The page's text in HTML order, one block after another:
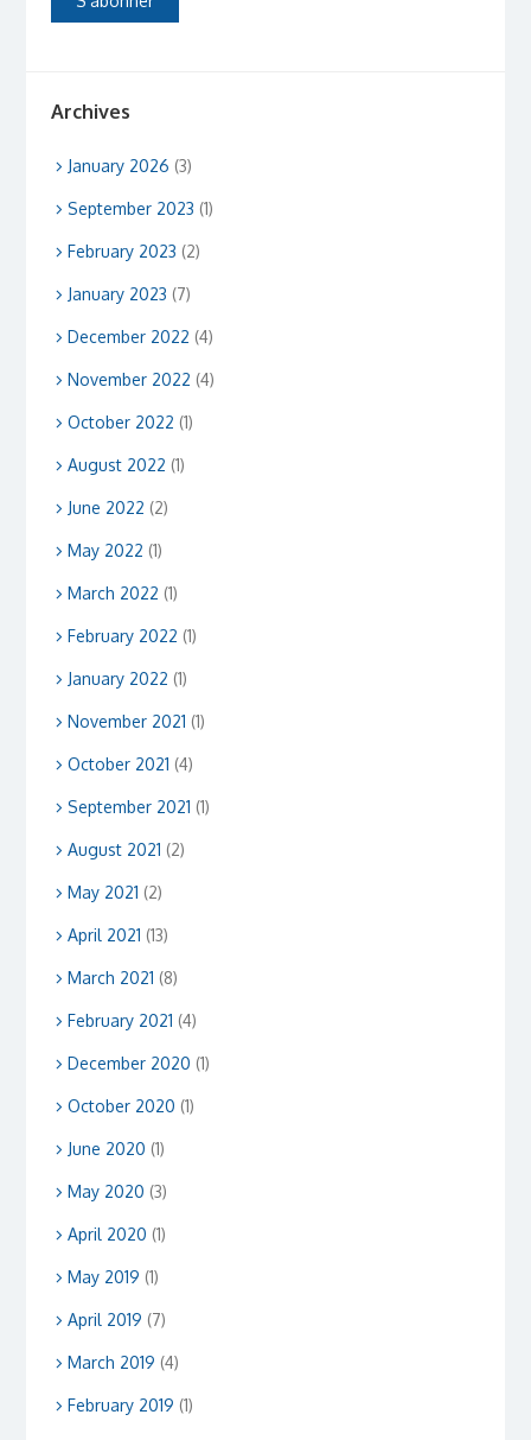
Archives
January 2026 (3)
September 2023 (1)
February 2023 (2)
January 2023 (7)
December 2022 (4)
November 2022 (4)
October 2022 (1)
August 2022 (1)
June 2022 (2)
May 2022 (1)
March 2022 (1)
February 2022 (1)
January 2022 (1)
November 2021 (1)
October 2021 (4)
September 2021 (1)
August 2021 (2)
May 2021 (2)
April 2021 (13)
March 2021 (8)
February 2021 (4)
December 2020 (1)
October 2020 (1)
June 2020 (1)
May 2020 (3)
April 2020 (1)
May 2019 (1)
April 2019 (7)
March 2019 (4)
February 2019 (1)